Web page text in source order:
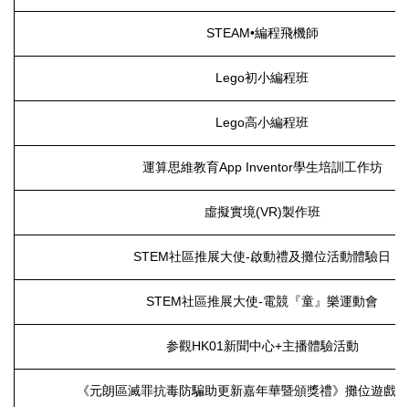
STEAM•編程飛機師
Lego初小編程班
Lego高小編程班
運算思維教育App Inventor學生培訓工作坊
虛擬實境(VR)製作班
STEM社區推展大使-啟動禮及攤位活動體驗日
STEM社區推展大使-電競『童』樂運動會
参觀HK01新聞中心+主播體驗活動
《元朗區滅罪抗毒防騙助更新嘉年華暨頒獎禮》攤位遊戲